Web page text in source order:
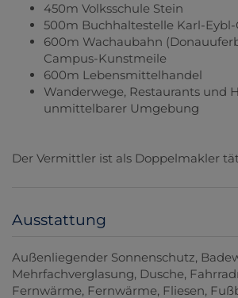
450m Volksschule Stein
500m Buchhaltestelle Karl-Eybl-
600m Wachaubahn
Campus-Kunstmeile
600m Lebensmittelhandel
Wanderwege, Restaurants und
unmittelbarer Umgebung
Der Vermittler ist als Doppelmakler
Ausstattung
Außenliegender Sonnenschutz
Mehrfachverglasung Dusche
Fernwärme Fernwärme Fliesen